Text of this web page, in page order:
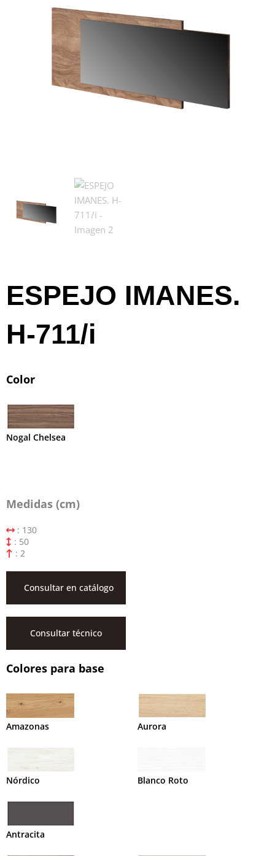
ESPEJO IMANES.
H-711/i
Color
Nogal Chelsea
Medidas (cm)
: 130
: 50
: 2
Consultar en catálogo
Consultar técnico
Colores para base
Amazonas Aurora
Nórdico Blanco Roto
Antracita